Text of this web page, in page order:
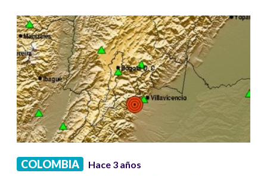
COLOMBIA Hace 3 años